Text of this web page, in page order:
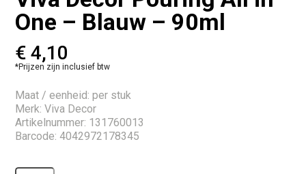
One – Blauw – 90ml
€ 4,10
*Prijzen zijn inclusief btw
Maat / eenheid: per stuk
Merk: Viva Decor
Artikelnummer: 131760013
Barcode: 4042972178345